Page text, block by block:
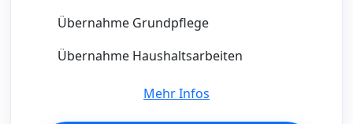
Übernahme Grundpflege
Übernahme Haushaltsarbeiten
Mehr Infos